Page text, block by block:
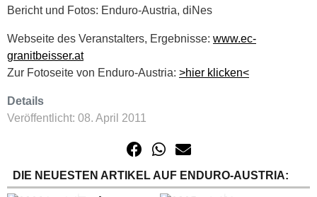
Bericht und Fotos: Enduro-Austria, diNes
Webseite des Veranstalters, Ergebnisse: www.ec-
granitbeisser.at
Zur Fotoseite von Enduro-Austria: >hier klicken<
Details
Veröffentlicht: 08. April 2011
DIE NEUESTEN ARTIKEL AUF ENDURO-AUSTRIA: